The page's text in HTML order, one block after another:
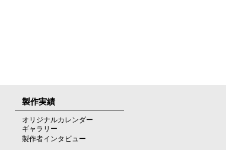
製作実績
オリジナルカレンダー
ギャラリー
製作者インタビュー